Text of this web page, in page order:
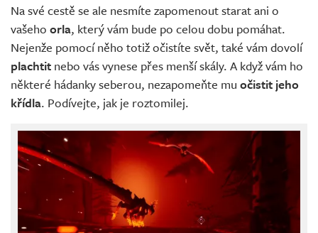
Na své cestě se ale nesmíte zapomenout starat ani o
vašeho orla, který vám bude po celou dobu pomáhat.
Nejenže pomocí něho totiž očistíte svět, také vám dovolí
plachtit nebo vás vynese přes menší skály. A když vám ho
některé hádanky seberou, nezapomeňte mu očistit jeho
křídla. Podívejte, jak je roztomilej.